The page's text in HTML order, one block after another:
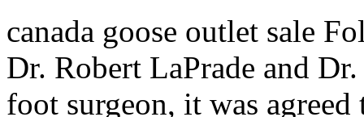
canada goose outlet sale
Dr. Robert LaPrade and
foot surgeon, it was